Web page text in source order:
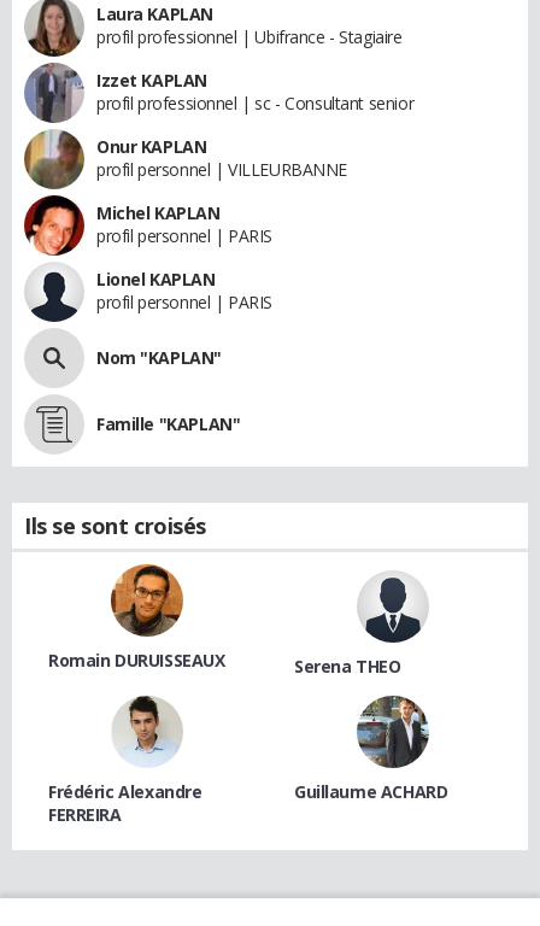
Laura KAPLAN
profil professionnel | Ubifrance - Stagiaire
Izzet KAPLAN
profil professionnel | sc - Consultant senior
Onur KAPLAN
profil personnel | VILLEURBANNE
Michel KAPLAN
profil personnel | PARIS
Lionel KAPLAN
profil personnel | PARIS
Nom "KAPLAN"
Famille "KAPLAN"
Ils se sont croisés
Romain DURUISSEAUX Serena THEO
Frédéric Alexandre
FERREIRA
Guillaume ACHARD